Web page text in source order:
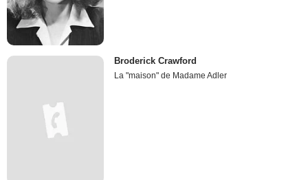
Broderick Crawford
La "maison" de Madame Adler